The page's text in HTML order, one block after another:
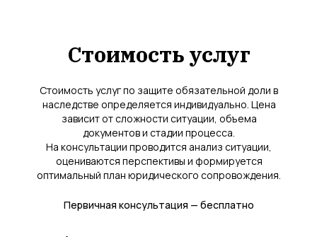
Стоимость услуг
Стоимость услуг по защите обязательной доли в
наследстве определяется индивидуально. Цена
зависит от сложности ситуации, объема
документов и стадии процесса.
На консультации проводится анализ ситуации,
оцениваются перспективы и формируется
оптимальный план юридического сопровождения.
Первичная консультация — бесплатно